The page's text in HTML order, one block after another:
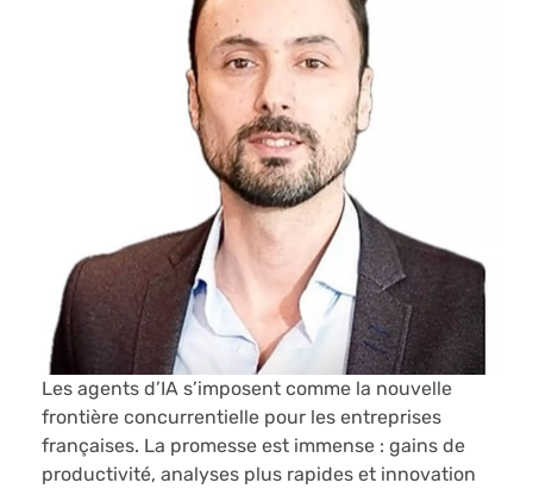
Les agents d’IA s’imposent comme la nouvelle
frontière concurrentielle pour les entreprises
françaises. La promesse est immense : gains de
productivité, analyses plus rapides et innovation